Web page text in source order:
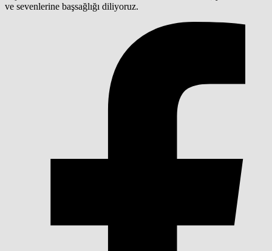
ve sevenlerine başsağlığı diliyoruz.